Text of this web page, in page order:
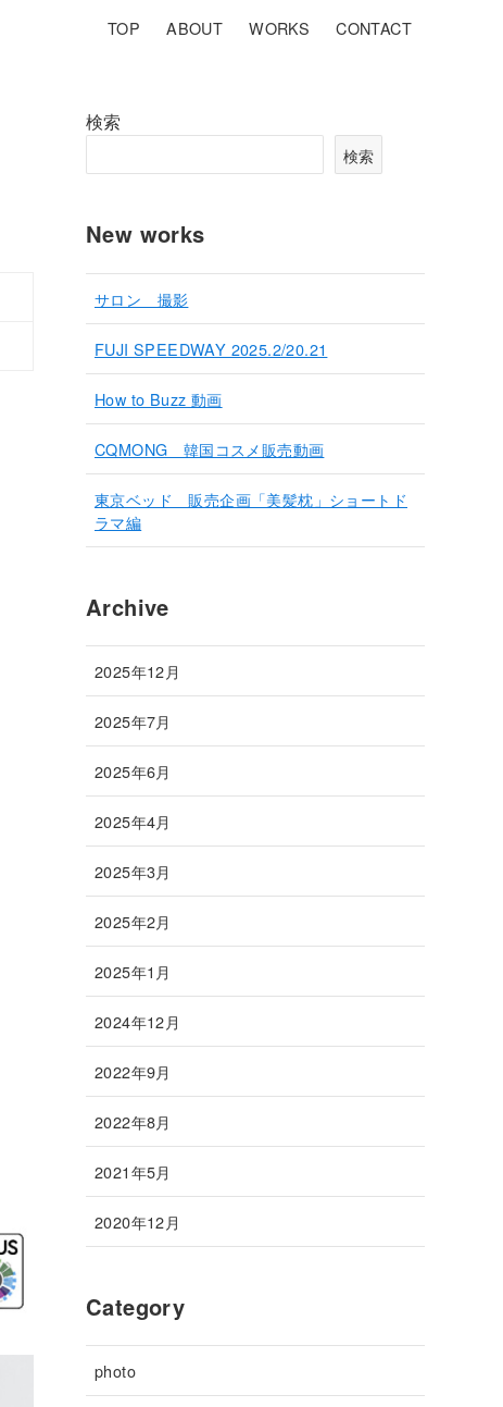
TOP ABOUT WORKS CONTACT
検索
検索
New works
サロン 撮影
FUJI SPEEDWAY 2025.2/20.21
How to Buzz 動画
CQMONG 韓国コスメ販売動画
東京ベッド 販売企画「美髪枕」ショートド
ラマ編
Archive
2025年12月
2025年7月
2025年6月
2025年4月
2025年3月
2025年2月
2025年1月
2024年12月
2022年9月
2022年8月
2021年5月
2020年12月
Category
photo